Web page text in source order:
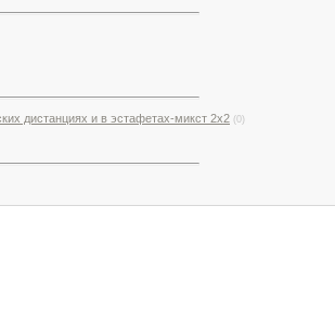
дистанциях и в эстафетах-микст 2х2 (0)